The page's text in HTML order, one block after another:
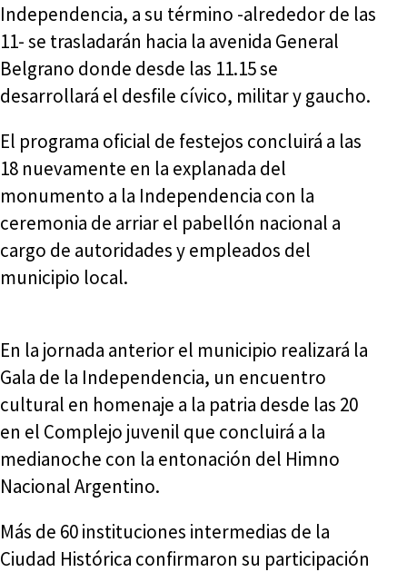
Independencia, a su término -alrededor de las
11- se trasladarán hacia la avenida General
Belgrano donde desde las 11.15 se
desarrollará el desfile cívico, militar y gaucho.
El programa oficial de festejos concluirá a las
18 nuevamente en la explanada del
monumento a la Independencia con la
ceremonia de arriar el pabellón nacional a
cargo de autoridades y empleados del
municipio local.
En la jornada anterior el municipio realizará la
Gala de la Independencia, un encuentro
cultural en homenaje a la patria desde las 20
en el Complejo juvenil que concluirá a la
medianoche con la entonación del Himno
Nacional Argentino.
Más de 60 instituciones intermedias de la
Ciudad Histórica confirmaron su participación